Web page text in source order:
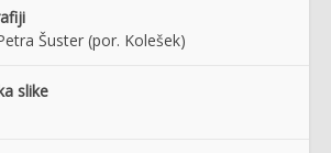
Šuster (por. Kolešek)
slike